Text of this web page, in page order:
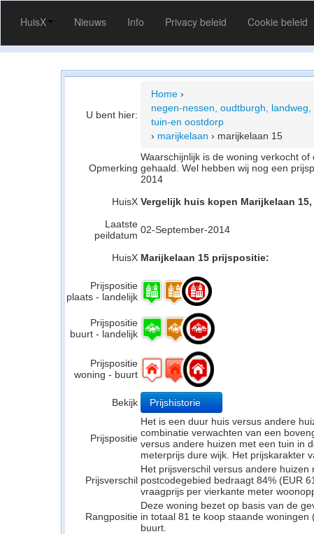
HuisX Nieuws Info Privacy beleid Cookie beleid
U bent hier:
Home ›
negen-nessen, oudtburgh,
tuin-en oostdorp
› marijkelaan › marijkelaan 15
Opmerking
Waarschijnlijk is de woning verkocht
gehaald. Wel hebben wij nog een
2014
HuisX Vergelijk huis kopen Marijkelaan 15,
Laatste
peildatum 02-September-2014
HuisX Marijkelaan 15 prijspositie:
Prijspositie
plaats - landelijk
Prijspositie
buurt - landelijk
Prijspositie
woning - buurt
Bekijk Prijshistorie
Prijspositie
Het is een duur huis versus andere
combinatie verwachten van een
versus andere huizen met een tuin in
meterprijs dure wijk. Het prijskarakter
Prijsverschil
Het prijsverschil versus andere
postcodegebied bedraagt 84% (EUR
vraagprijs per vierkante meter
Rangpositie
Deze woning bezet op basis van de
in totaal 81 te koop staande
buurt.